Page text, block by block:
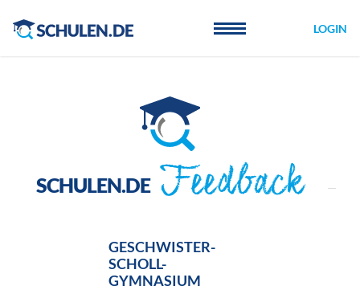
LOGIN
SCHULEN.DE Feedback
GESCHWISTER-
SCHOLL-
GYMNASIUM